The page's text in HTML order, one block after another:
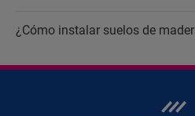
¿Cómo instalar suelos de